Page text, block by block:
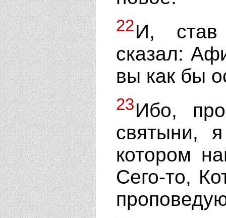
22И, став
сказал:
вы как бы
23Ибо,
святыни,
котором
Сего-то,